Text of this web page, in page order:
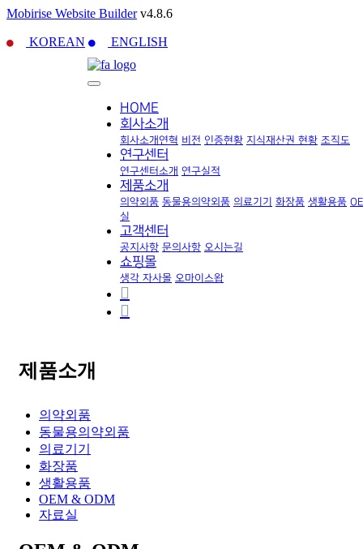
Mobirise Website Builderv4.8.6
KOREAN ENGLISH
HOME
회사소개
회사소개연혁 비전 인증현황 지식재산권 현황 조직도
연구센터
연구센터소개 연구실적
제품소개
의약외품 동물용의약외품 의료기기 화장품 생활용품
실
고객센터
공지사항 문의사항 오시는길
쇼핑몰
생각 자사몰 오마이스왑
제품소개
의약외품
동물용의약외품
의료기기
화장품
생활용품
OEM & ODM
자료실